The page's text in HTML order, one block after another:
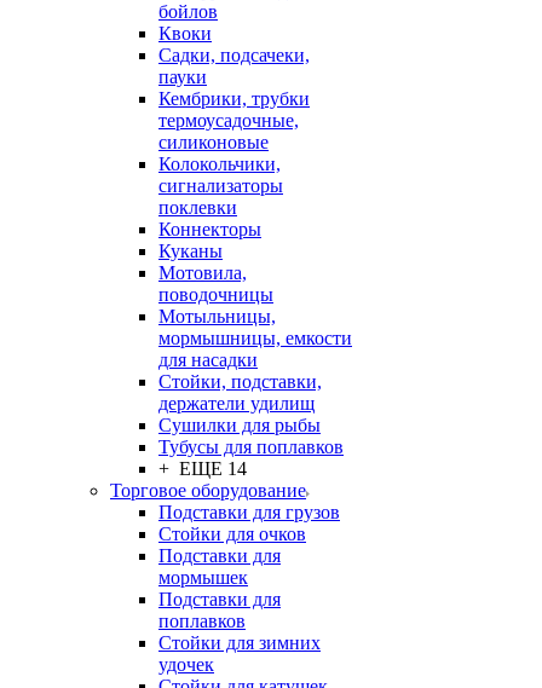
бойлов
Квоки
Садки, подсачеки,
пауки
Кембрики, трубки
термоусадочные,
силиконовые
Колокольчики,
сигнализаторы
поклевки
Коннекторы
Куканы
Мотовила,
поводочницы
Мотыльницы,
мормышницы, емкости
для насадки
Стойки, подставки,
держатели удилищ
Сушилки для рыбы
Тубусы для поплавков
+ ЕЩЕ 14
Торговое оборудование
Подставки для грузов
Стойки для очков
Подставки для
мормышек
Подставки для
поплавков
Стойки для зимних
удочек